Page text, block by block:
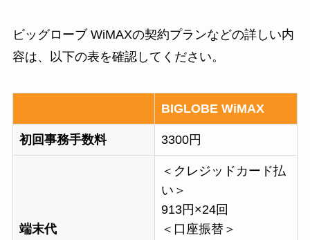
ビッグローブ WiMAXの契約プランなどの詳しい内
容は、以下の表を確認してください。
BIGLOBE WiMAX
初回事務手数料 3300円
端末代
＜クレジッドカード払
い＞
913円×24回
＜口座振替＞